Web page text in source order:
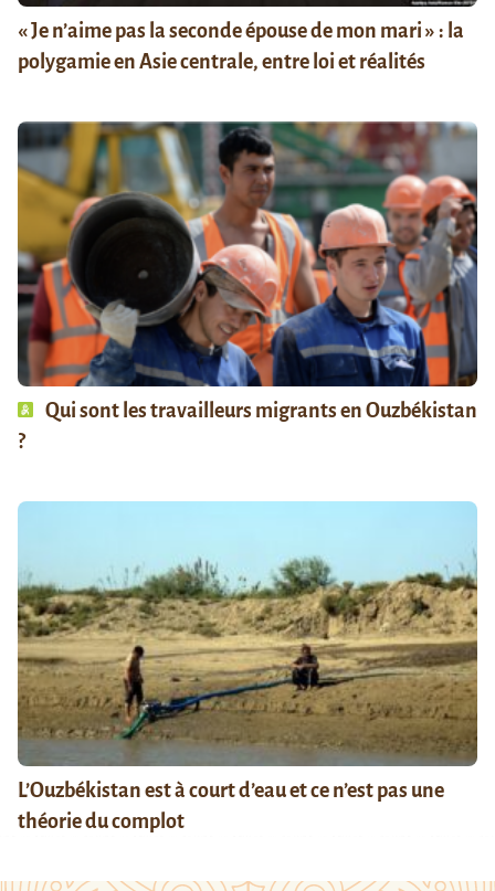
« Je n’aime pas la seconde épouse de mon mari » : la
polygamie en Asie centrale, entre loi et réalités
Qui sont les travailleurs migrants en Ouzbékistan
?
L’Ouzbékistan est à court d’eau et ce n’est pas une
théorie du complot